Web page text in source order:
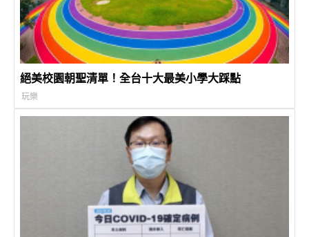
絕美校園朝聖清單！全台十大最美小學大踩點
玩樂